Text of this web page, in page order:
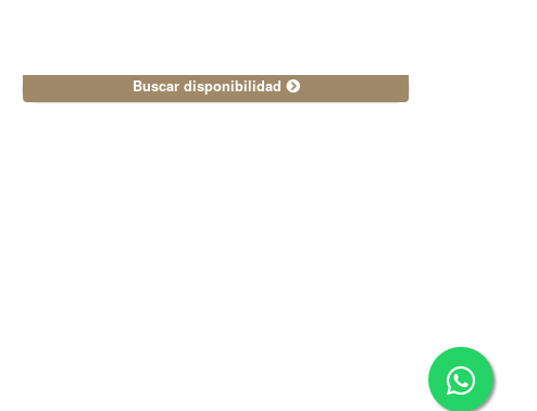
Buscar disponibilidad